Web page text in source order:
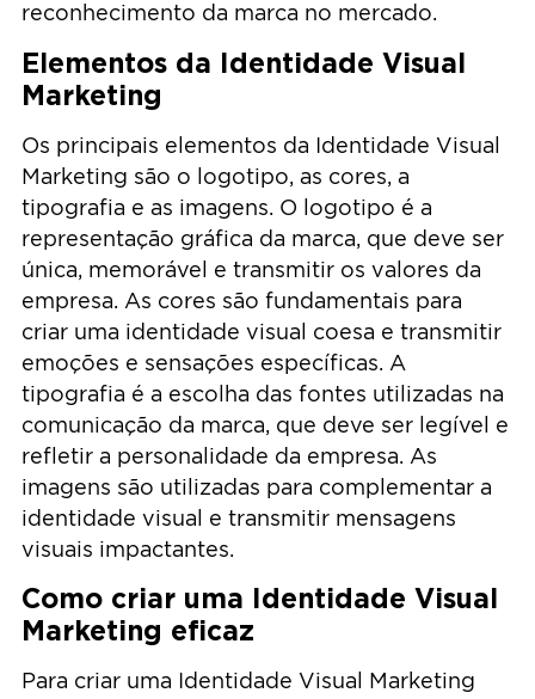
reconhecimento da marca no mercado.
Elementos da Identidade Visual
Marketing
Os principais elementos da Identidade Visual
Marketing são o logotipo, as cores, a
tipografia e as imagens. O logotipo é a
representação gráfica da marca, que deve ser
única, memorável e transmitir os valores da
empresa. As cores são fundamentais para
criar uma identidade visual coesa e transmitir
emoções e sensações específicas. A
tipografia é a escolha das fontes utilizadas na
comunicação da marca, que deve ser legível e
refletir a personalidade da empresa. As
imagens são utilizadas para complementar a
identidade visual e transmitir mensagens
visuais impactantes.
Como criar uma Identidade Visual
Marketing eficaz
Para criar uma Identidade Visual Marketing